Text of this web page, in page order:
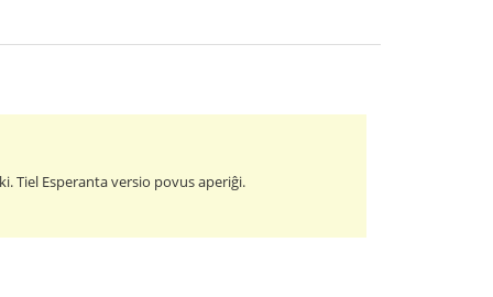
Tiel Esperanta versio povus aperiĝi.